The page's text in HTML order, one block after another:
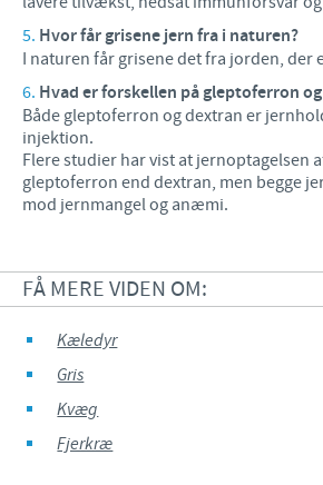
Hvor får grisene jern fra i naturen?
I naturen får grisene det fra jorden, der
Hvad er forskellen på gleptoferron
Både gleptoferron og dextran er
injektion.
Flere studier har vist at jernoptagelsen
gleptoferron end dextran, men begge
mod jernmangel og anæmi.
FÅ MERE VIDEN OM:
Kæledyr
Gris
Kvæg
Fjerkræ